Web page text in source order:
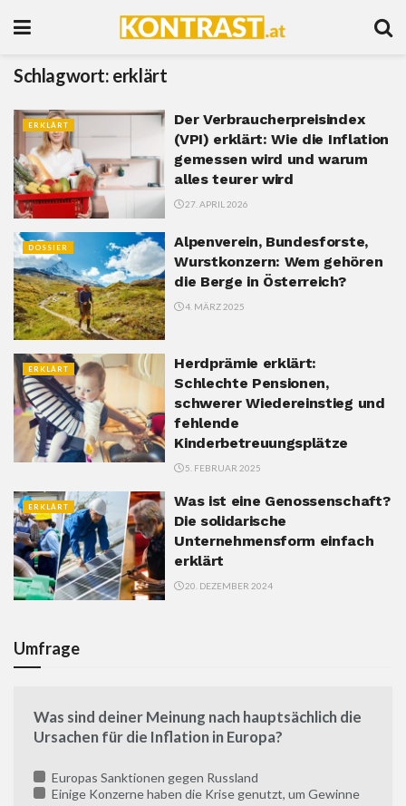
Schlagwort: erklärt
ERKLÄRT
Der Verbraucherpreisindex
(VPI) erklärt: Wie die Inflation
gemessen wird und warum
alles teurer wird
27. APRIL 2026
DOSSIER
Alpenverein, Bundesforste,
Wurstkonzern: Wem gehören
die Berge in Österreich?
4. MÄRZ 2025
ERKLÄRT
Herdprämie erklärt:
Schlechte Pensionen,
schwerer Wiedereinstieg und
fehlende
Kinderbetreuungsplätze
5. FEBRUAR 2025
ERKLÄRT
Was ist eine Genossenschaft?
Die solidarische
Unternehmensform einfach
erklärt
20. DEZEMBER 2024
Umfrage
Was sind deiner Meinung nach hauptsächlich die
Ursachen für die Inflation in Europa?
Europas Sanktionen gegen Russland
Einige Konzerne haben die Krise genutzt, um Gewinne